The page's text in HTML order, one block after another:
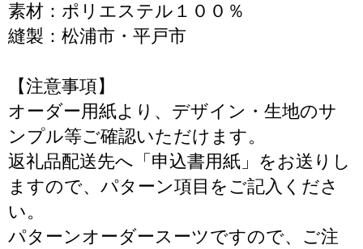
素材：ポリエステル１００％
縫製：松浦市・平戸市
【注意事項】
オーダー用紙より、デザイン・生地のサ
ンプル等ご確認いただけます。
返礼品配送先へ「申込書用紙」をお送りし
ますので、パターン項目をご記入くださ
い。
パターンオーダースーツですので、ご注